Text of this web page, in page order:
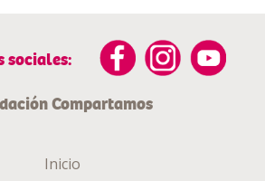
sociales:
Compartamos
Inicio